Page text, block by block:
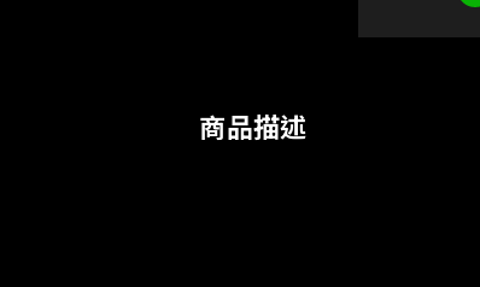
商品描述